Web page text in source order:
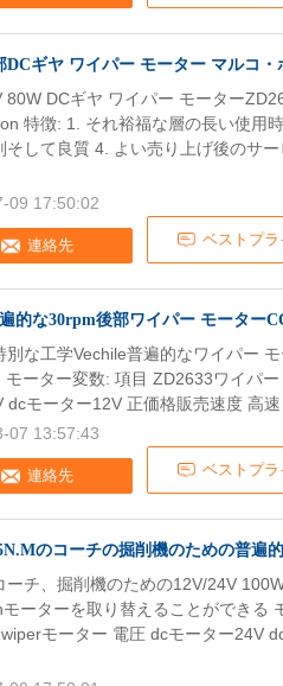
DCギヤ ワイパー モーター マルコ・
連絡先 ベストプラ
80W DCギヤ ワイパー モーター
特徴: 1. それ裕福な層の長い使用
そして良質 4. よい売り上げ後のサ
09 17:50:02
的な30rpm後部ワイパー モーター
連絡先 ベストプラ
別な工学Vechile普遍的なワイパー
モーター変数: 項目 ZD2633ワイパ
dcモーター12V 正価格販売速度 高
07 13:57:43
のコーチの掘削機のための普遍
ーチ、掘削機のための12V/24V
ーターを取り替えることができる
モーター 電圧 dcモーター24V